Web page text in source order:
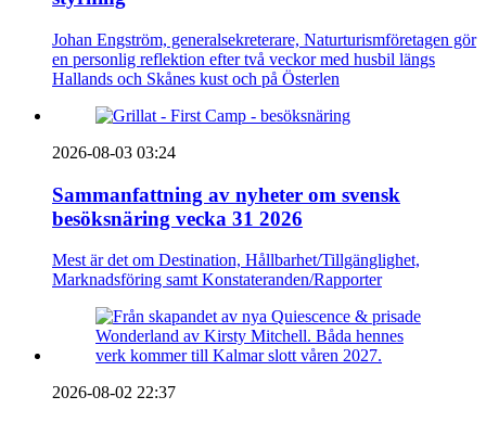
Johan Engström, generalsekreterare, Naturturismföretagen gör
en personlig reflektion efter två veckor med husbil längs
Hallands och Skånes kust och på Österlen
2026-08-03 03:24
Sammanfattning av nyheter om svensk
besöksnäring vecka 31 2026
Mest är det om Destination, Hållbarhet/Tillgänglighet,
Marknadsföring samt Konstateranden/Rapporter
2026-08-02 22:37